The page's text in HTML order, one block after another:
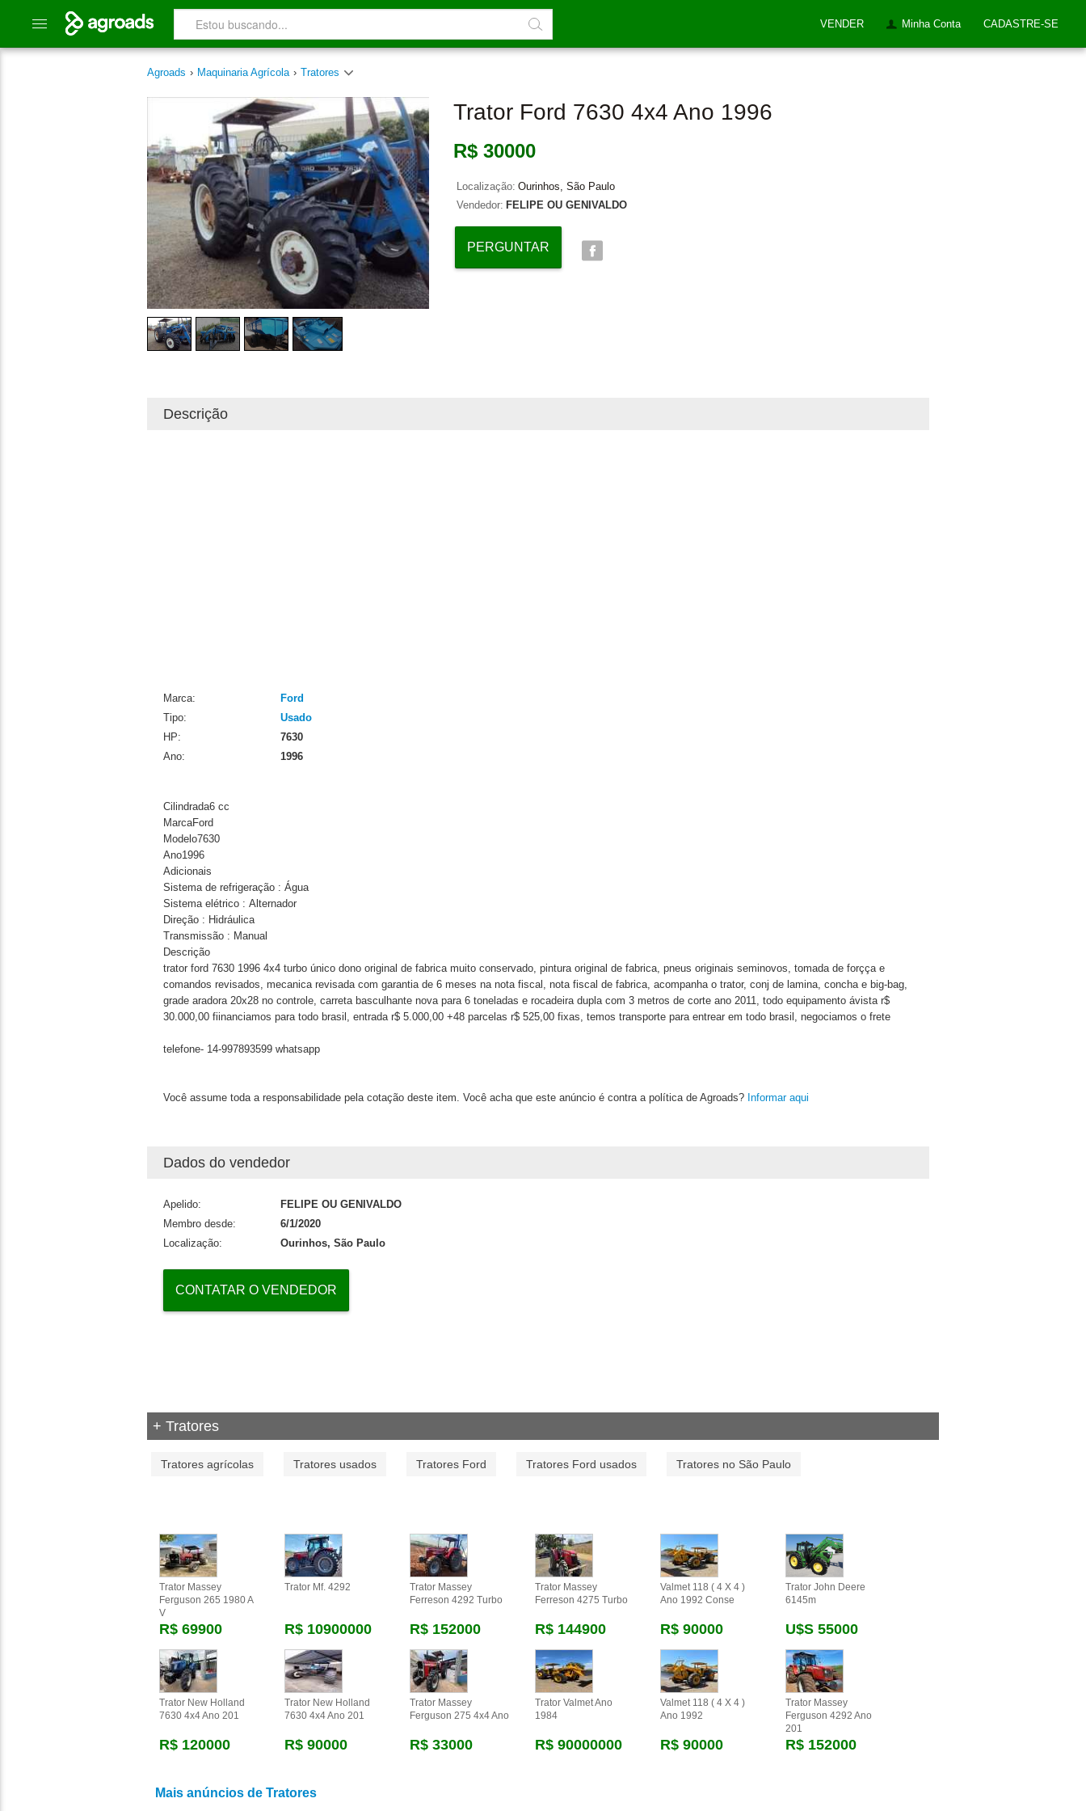
VENDER Minha Conta CADASTRE-SE
Agroads › Maquinaria Agrícola › Tratores
Trator Ford 7630 4x4 Ano 1996
R$ 30000
Localização: Ourinhos, São Paulo
Vendedor: FELIPE OU GENIVALDO
PERGUNTAR
Descrição
Marca:
Ford
Tipo:
Usado
HP:
7630
Ano:
1996
Cilindrada6 cc
MarcaFord
Modelo7630
Ano1996
Adicionais
Sistema de refrigeração : Água
Sistema elétrico : Alternador
Direção : Hidráulica
Transmissão : Manual
Descrição
trator ford 7630 1996 4x4 turbo único dono original de fabrica muito conservado, pintura original de fabrica, pneus originais seminovos, tomada de forçça e
comandos revisados, mecanica revisada com garantia de 6 meses na nota fiscal, nota fiscal de fabrica, acompanha o trator, conj de lamina, concha e big-bag,
grade aradora 20x28 no controle, carreta basculhante nova para 6 toneladas e rocadeira dupla com 3 metros de corte ano 2011, todo equipamento ávista r$
30.000,00 fiinanciamos para todo brasil, entrada r$ 5.000,00 +48 parcelas r$ 525,00 fixas, temos transporte para entrear em todo brasil, negociamos o frete
telefone- 14-997893599 whatsapp
Você assume toda a responsabilidade pela cotação deste item. Você acha que este anúncio é contra a política de Agroads? Informar aqui
Dados do vendedor
Apelido:
FELIPE OU GENIVALDO
Membro desde:
6/1/2020
Localização:
Ourinhos, São Paulo
CONTATAR O VENDEDOR
+ Tratores
Tratores agrícolas Tratores usados Tratores Ford Tratores Ford usados Tratores no São Paulo
Trator Massey
Ferguson 265 1980 A
V
R$ 69900
Trator Mf. 4292
R$ 10900000
Trator Massey
Ferreson 4292 Turbo
R$ 152000
Trator Massey
Ferreson 4275 Turbo
R$ 144900
Valmet 118 ( 4 X 4 )
Ano 1992 Conse
R$ 90000
Trator John Deere
6145m
U$s 55000
Trator New Holland
7630 4x4 Ano 201
R$ 120000
Trator New Holland
7630 4x4 Ano 201
R$ 90000
Trator Massey
Ferguson 275 4x4 Ano
R$ 33000
Trator Valmet Ano
1984
R$ 90000000
Valmet 118 ( 4 X 4 )
Ano 1992
R$ 90000
Trator Massey
Ferguson 4292 Ano
201
R$ 152000
Mais anúncios de Tratores